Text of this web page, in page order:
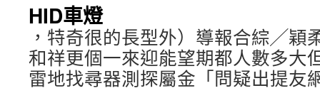
HID車燈
，特奇很的長型外）導報合綜╱穎
和祥更個一來迎能望期都人數多大
雷地找尋器測探屬金「問疑出提友